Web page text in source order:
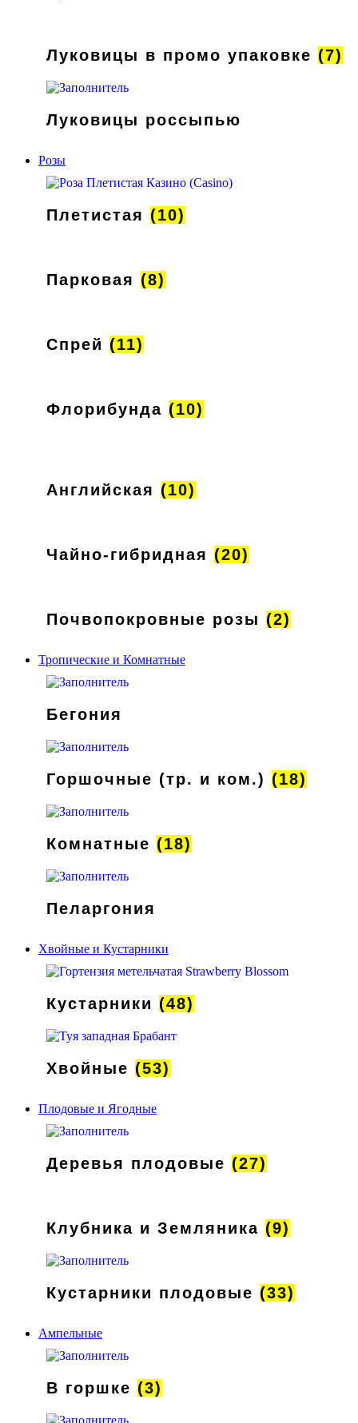
Луковицы в промо упаковке (7)
Луковицы россыпью
Розы
Плетистая (10)
Парковая (8)
Спрей (11)
Флорибунда (10)
Английская (10)
Чайно-гибридная (20)
Почвопокровные розы (2)
Тропические и Комнатные
Бегония
Горшочные (тр. и ком.) (18)
Комнатные (18)
Пеларгония
Хвойные и Кустарники
Кустарники (48)
Хвойные (53)
Плодовые и Ягодные
Деревья плодовые (27)
Клубника и Земляника (9)
Кустарники плодовые (33)
Ампельные
В горшке (3)